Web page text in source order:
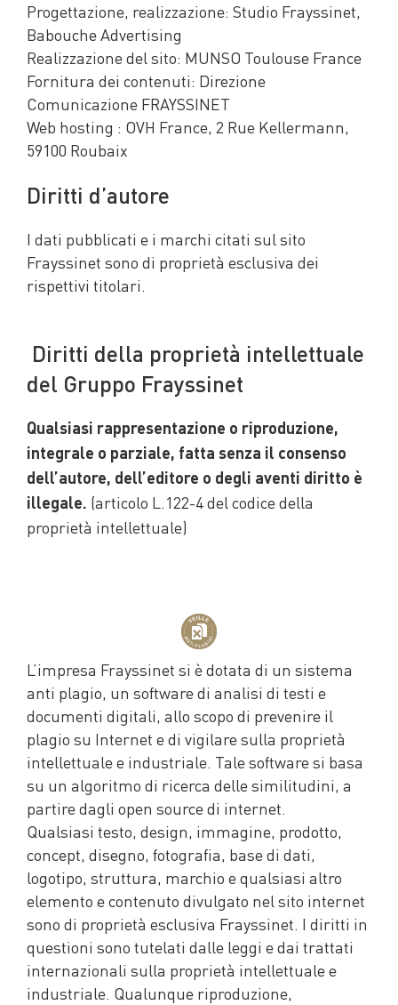
Progettazione, realizzazione: Studio Frayssinet,
Babouche Advertising
Realizzazione del sito: MUNSO Toulouse France
Fornitura dei contenuti: Direzione
Comunicazione FRAYSSINET
Web hosting : OVH France, 2 Rue Kellermann,
59100 Roubaix
Diritti d’autore
I dati pubblicati e i marchi citati sul sito
Frayssinet sono di proprietà esclusiva dei
rispettivi titolari.
Diritti della proprietà intellettuale
del Gruppo Frayssinet
Qualsiasi rappresentazione o riproduzione,
integrale o parziale, fatta senza il consenso
dell’autore, dell’editore o degli aventi diritto è
illegale. (articolo L.122-4 del codice della
proprietà intellettuale)
L’impresa Frayssinet si è dotata di un sistema
anti plagio, un software di analisi di testi e
documenti digitali, allo scopo di prevenire il
plagio su Internet e di vigilare sulla proprietà
intellettuale e industriale. Tale software si basa
su un algoritmo di ricerca delle similitudini, a
partire dagli open source di internet.
Qualsiasi testo, design, immagine, prodotto,
concept, disegno, fotografia, base di dati,
logotipo, struttura, marchio e qualsiasi altro
elemento e contenuto divulgato nel sito internet
sono di proprietà esclusiva Frayssinet. I diritti in
questioni sono tutelati dalle leggi e dai trattati
internazionali sulla proprietà intellettuale e
industriale. Qualunque riproduzione,